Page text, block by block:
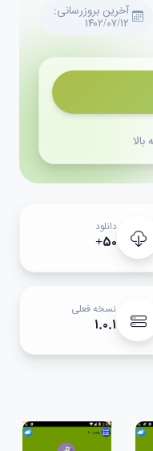
آخرین بروزرسانی:
۱۴۰۲/۰۷/۱۲
دانلود
۵۰+
نسخه فعلی
۱.۰.۱